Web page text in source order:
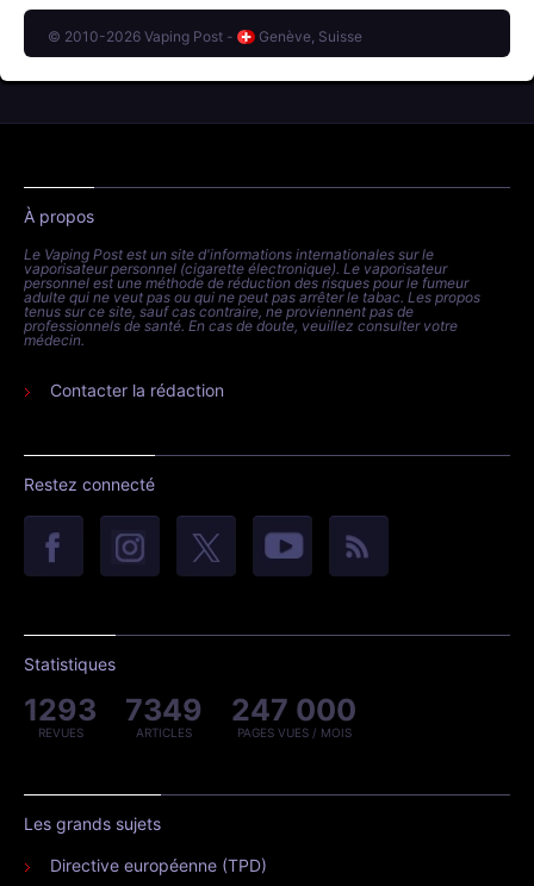
© 2010-2026 Vaping Post - Genève, Suisse
À propos
Le Vaping Post est un site d'informations internationales sur le
vaporisateur personnel (cigarette électronique). Le vaporisateur
personnel est une méthode de réduction des risques pour le fumeur
adulte qui ne veut pas ou qui ne peut pas arrêter le tabac. Les propos
tenus sur ce site, sauf cas contraire, ne proviennent pas de
professionnels de santé. En cas de doute, veuillez consulter votre
médecin.
Contacter la rédaction
Restez connecté
Statistiques
1293
REVUES
7349
ARTICLES
247 000
PAGES VUES / MOIS
Les grands sujets
Directive européenne (TPD)